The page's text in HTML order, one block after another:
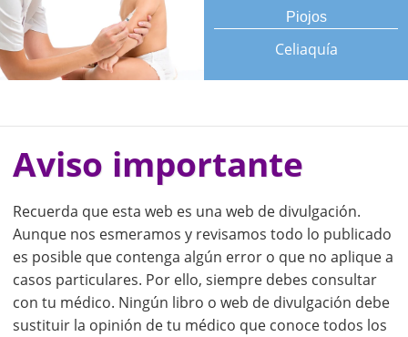
Piojos
Celiaquía
Aviso importante
Recuerda que esta web es una web de divulgación.
Aunque nos esmeramos y revisamos todo lo publicado
es posible que contenga algún error o que no aplique a
casos particulares. Por ello, siempre debes consultar
con tu médico. Ningún libro o web de divulgación debe
sustituir la opinión de tu médico que conoce todos los